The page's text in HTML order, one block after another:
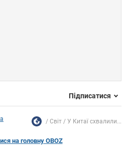
Підписатися
Світ У Китаї схвалили...
на головну OBOZ